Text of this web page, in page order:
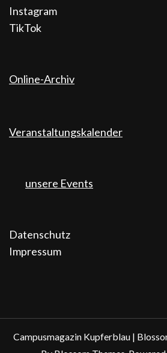
Instagram
TikTok
Online-Archiv
Veranstaltungskalender
unsere Events
Datenschutz
Impressum
Campusmagazin Kupferblau |